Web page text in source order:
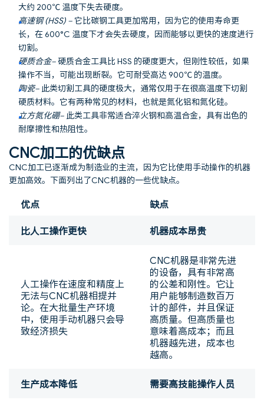
大约 200℃ 温度下失去硬度。
高速钢(HSS) – 它比碳钢工具更加常用，因为它的使用寿命更
长，在 600°C 温度下才会失去硬度，因而能够以更快的速度进行
切割。
硬质合金–硬质合金工具比 HSS 的硬度更大，但刚性较低，如果
操作不当，可能出现断裂。它可耐受高达 900℃ 的温度。
陶瓷– 此类切割工具的硬度极大，通常仅用于在很高温度下切割
硬质材料。它有两种常见的材料，也就是氮化铝和氮化硅。
立方氮化硼– 此类工具非常适合淬火钢和高温合金，具有出色的
耐摩擦性和热阻性。
CNC加工的优缺点
CNC加工已逐渐成为制造业的主流，因为它比使用手动操作的机器
更加高效。下面列出了CNC机器的一些优缺点。
优点
缺点
比人工操作更快
机器成本昂贵
人工操作在速度和精度上
无法与CNC机器相提并
论。在大批量生产环境
中，使用手动机器只会导
致经济损失
CNC机器是非常先进
的设备，具有非常高
的公差和刚性。它让
用户能够制造数百万
计的部件，并且保证
高质量。但高质量也
意味着高成本；而且
机器越先进，成本也
越高。
生产成本降低 需要高技能操作人员